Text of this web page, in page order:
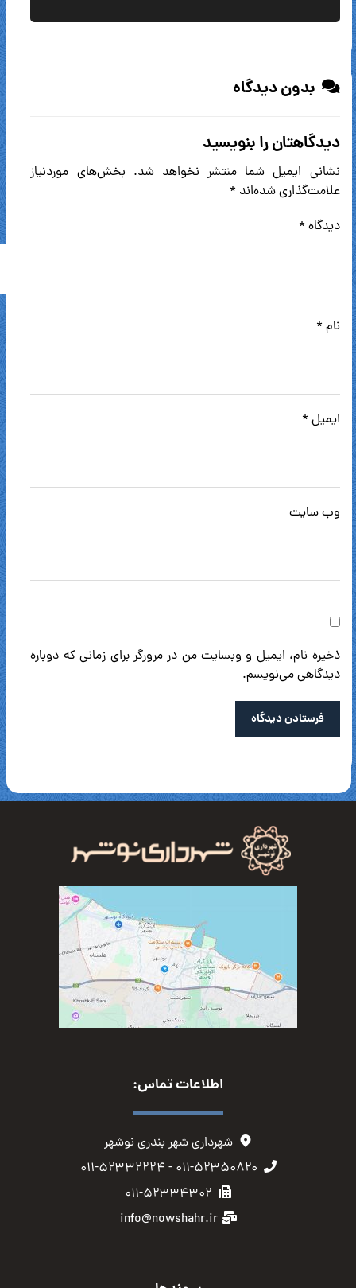
بدون دیدگاه
دیدگاهتان را بنویسید
نشانی ایمیل شما منتشر نخواهد شد. بخش‌های موردنیاز
علامت‌گذاری شده‌اند *
دیدگاه *
نام *
ایمیل *
وب‌ سایت
ذخیره نام، ایمیل و وبسایت من در مرورگر برای زمانی که دوباره
دیدگاهی می‌نویسم.
فرستادن دیدگاه
اطلاعات تماس:
شهرداری شهر بندری نوشهر
۰۱۱-۵۲۳۵۰۸۲۰ - ۰۱۱-۵۲۳۳۲۲۲۴
۰۱۱-۵۲۳۳۴۳۰۲
info@nowshahr.ir